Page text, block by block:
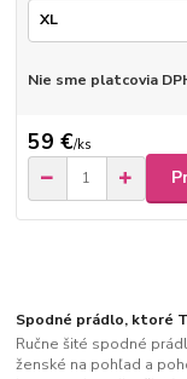
Nie sme platcovia
59 €/ks
Spodné prádlo, ktoré
Ručne šité spodné
ženské na pohľad a